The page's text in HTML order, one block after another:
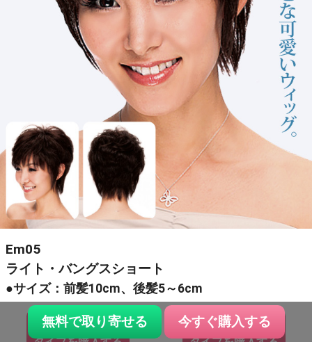
Em05
ライト・バングスショート
●サイズ：前髪10cm、後髪5～6cm
スタンダード
ハイグレード
無料で取り寄せる 今すぐ購入する